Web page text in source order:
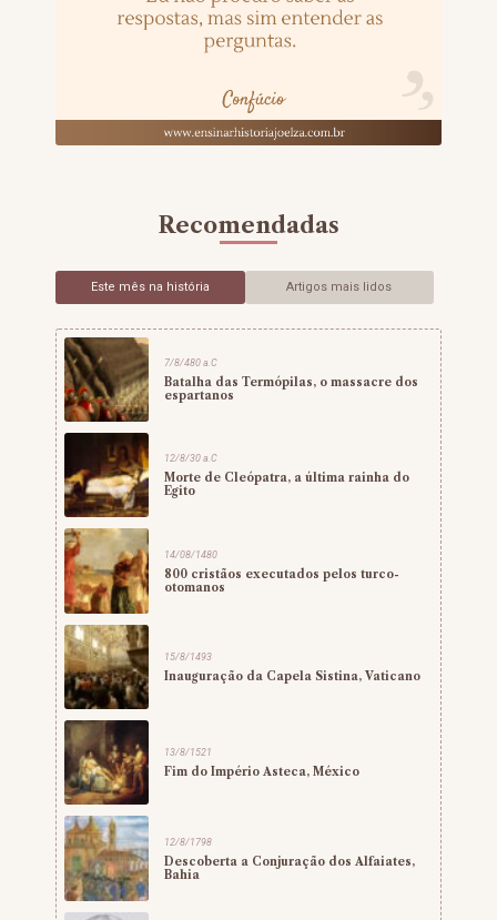
Recomendadas
Este mês na história Artigos mais lidos
7/8/480 a.C
Batalha das Termópilas, o massacre dos
espartanos
12/8/30 a.C
Morte de Cleópatra, a última rainha do
Egito
14/08/1480
800 cristãos executados pelos turco-
otomanos
15/8/1493
Inauguração da Capela Sistina, Vaticano
13/8/1521
Fim do Império Asteca, México
12/8/1798
Descoberta a Conjuração dos Alfaiates,
Bahia